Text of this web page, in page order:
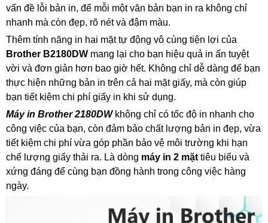
vấn đề lỗi bản in, để mỗi một văn bản bạn in ra không chỉ
nhanh mà còn đẹp, rõ nét và đậm màu.
Thêm tính năng in hai mặt tự động vô cùng tiện lợi của
Brother B2180DW mang lại cho bạn hiệu quả in ấn tuyệt
vời và đơn giản hơn bao giờ hết. Không chỉ dễ dàng để bạn
thực hiện những bản in trên cả hai mặt giấy, mà còn giúp
bạn tiết kiệm chi phí giấy in khi sử dụng.
Máy in Brother 2180DWkhông chỉ có tốc độ in nhanh cho
công việc của bạn, còn đảm bảo chất lượng bản in đẹp, vừa
tiết kiệm chi phí vừa góp phần bảo vệ môi trường khi hạn
chế lượng giấy thải ra. Là dòng máy in 2 mặttiêu biểu và
xứng đáng để cùng bạn đồng hành trong công việc hàng
ngày.